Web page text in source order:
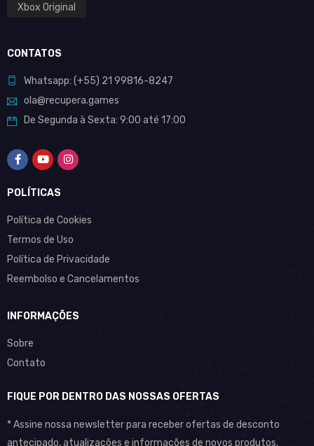
Xbox Original
CONTATOS
Whatsapp: (+55) 21 99816-8247
ola@recupera.games
De Segunda à Sexta: 9:00 até 17:00
POLÍTICAS
Política de Cookies
Termos de Uso
Política de Privacidade
Reembolso e Cancelamentos
INFORMAÇÕES
Sobre
Contato
FIQUE POR DENTRO DAS NOSSAS OFERTAS
* Assine nossa newsletter para receber ofertas de desconto
antecipado, atualizações e informações de novos produtos.